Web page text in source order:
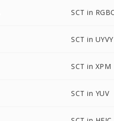
SCT in
SCT in UYVY
SCT in XPM
SCT in YUV